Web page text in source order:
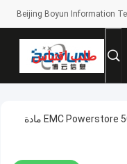
Beijing Boyun Information
طلب اقتباس
EMC Powerstore 500 Dell 12 * 1.92T مادة